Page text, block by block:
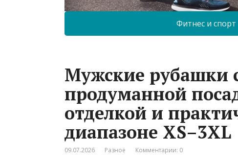
Фитнес и спорт
Мужские рубашки
продуманной
отделкой и
диапазоне XS–3XL
09.07.2026 Разное Комментарии: 0